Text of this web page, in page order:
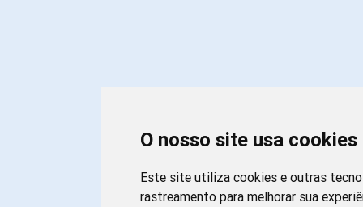
O nosso site usa cookies
Este site utiliza cookies e outras
rastreamento para melhorar sua